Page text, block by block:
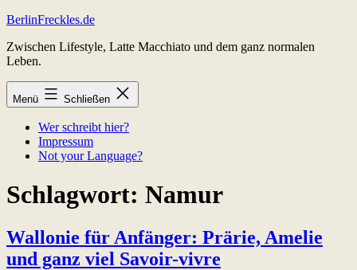
Zum
springen
BerlinFreckles.de
Zwischen Lifestyle, Latte Macchiato und dem ganz normalen
Leben.
Menü Schließen
Wer schreibt hier?
Impressum
Not your Language?
Schlagwort: Namur
Wallonie für Anfänger: Prärie, Amelie
und ganz viel Sa­voir-vi­v­re